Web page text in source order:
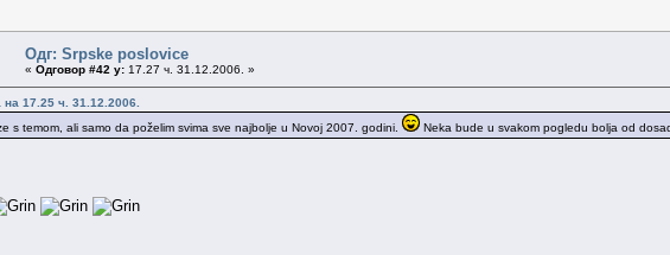
Одг: Srpske poslovice
« Одговор #42 у: 17.27 ч. 31.12.2006. »
17.25 ч. 31.12.2006.
s temom, ali samo da poželim svima sve najbolje u Novoj 2007. godini.
Neka bude u svakom pogledu bolja od